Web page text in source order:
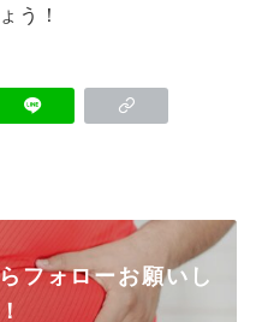
う！
フォローお願いし